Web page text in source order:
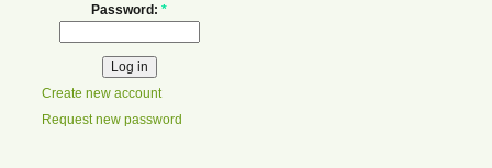
Password: *
Create new account
Request new password